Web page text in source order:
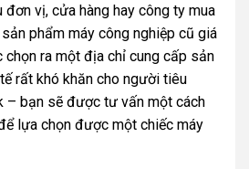
đơn vị, cửa hàng hay công ty mua
phẩm máy công nghiệp cũ giá
chọn ra một địa chỉ cung cấp sản
rất khó khăn cho người tiêu
– bạn sẽ được tư vấn một cách
lựa chọn được một chiếc máy